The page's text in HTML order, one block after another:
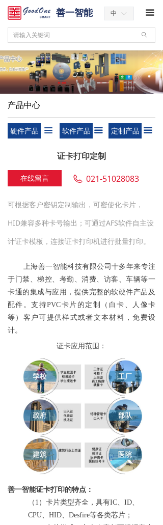
善一智能 ꀅ
中
ꄙ
끀
上海善一智能科技有限公司十多年来专注
于门禁、梯控、考勤、消费、访客、车辆等一
卡通的集成与应用，提供完整的软硬件产品及
配件。支持PVC卡片的定制（白卡、人像卡
等）客户可提供样式或者文本材料，免费设
计。
证卡应用范围：
善一智能证卡打印的特点：
（1）卡片类型齐全，具有IC、ID、
CPU、HID、Desfire等各类芯片；
可根据客户密钥定制输出，可密使化卡片，
HID兼容多种卡号输出；可通过AFS软件自主设
计证卡模板，连接证卡打印机进行批量打印。
证卡打印定制
产品中心
硬件产品 끀 软件产品 끀 定制产品 끀
在线留言 021-51028083